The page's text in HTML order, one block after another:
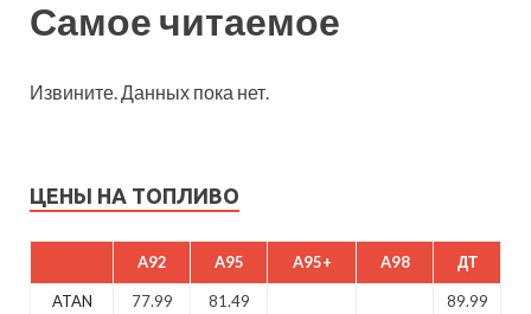
Самое читаемое
Извините. Данных пока нет.
ЦЕНЫ НА ТОПЛИВО
A92 A95 A95+ A98 ДТ
ATAN 77.99 81.49
89.99